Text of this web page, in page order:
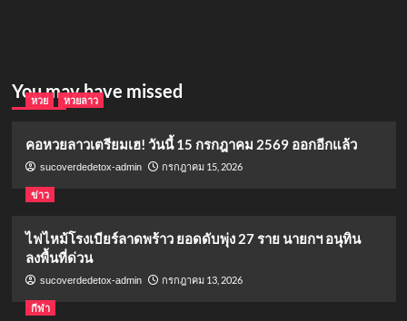
You may have missed
หวย หวยลาว
คอหวยลาวเตรียมเฮ! วันนี้ 15 กรกฎาคม 2569 ออกอีกแล้ว
sucoverdedetox-admin กรกฎาคม 15, 2026
ข่าว
ไฟไหม้โรงเบียร์ลาดพร้าว ยอดดับพุ่ง 27 ราย นายกฯ อนุทิน
ลงพื้นที่ด่วน
sucoverdedetox-admin กรกฎาคม 13, 2026
กีฬา